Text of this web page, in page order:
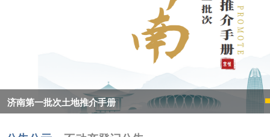
济南第一批次土地推介手册